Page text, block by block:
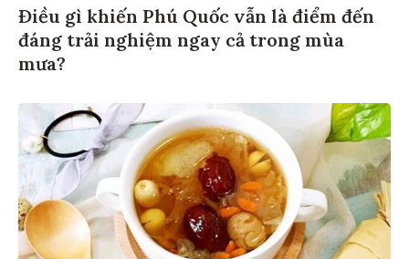
Điều gì khiến Phú Quốc vẫn là điểm đến
đáng trải nghiệm ngay cả trong mùa
mưa?